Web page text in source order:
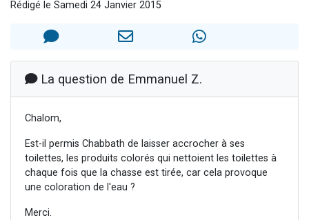
Il reste 49 places pour étudier en groupe sur Zoom
12 nouvelles musiques dans Torah-Box Music
2 personnes viennent de nous rejoindre sur WhatsApp
Rédigé le Samedi 24 Janvier 2015
La question de Emmanuel Z.
Chalom,
Est-il permis Chabbath de laisser accrocher à ses
toilettes, les produits colorés qui nettoient les toilettes à
chaque fois que la chasse est tirée, car cela provoque
une coloration de l'eau ?
Merci.